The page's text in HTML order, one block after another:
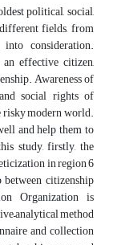
political, social,
fields, from
consideration.
effective citizen,
Awareness of
social rights of
modern world.
and help them to
study, firstly, the
in region 6
citizenship
Organization is
method
and collection